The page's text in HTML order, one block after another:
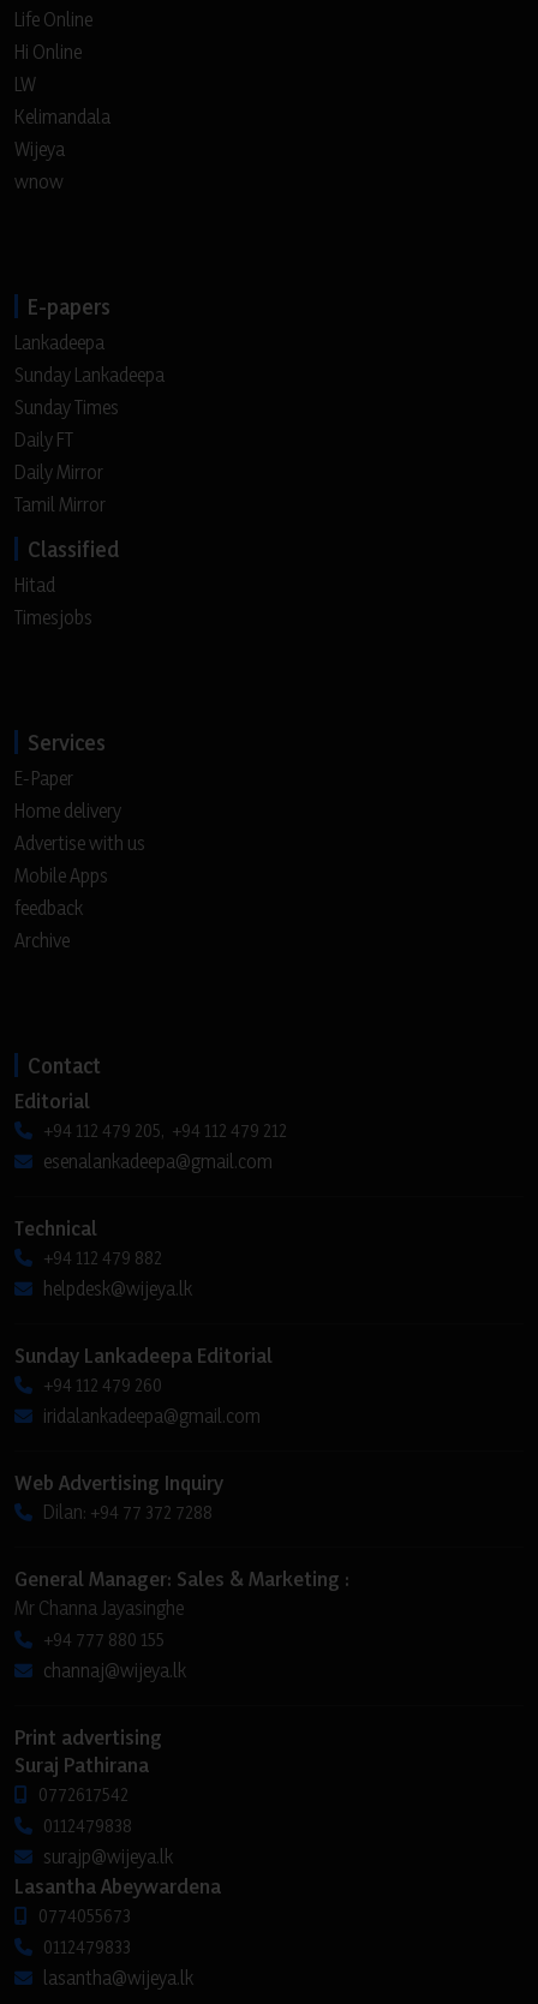
Life Online
Hi Online
LW
Kelimandala
Wijeya
wnow
E-papers
Lankadeepa
Sunday Lankadeepa
Sunday Times
Daily FT
Daily Mirror
Tamil Mirror
Classified
Hitad
Timesjobs
Services
E-Paper
Home delivery
Advertise with us
Mobile Apps
feedback
Archive
Contact
Editorial
+94 112 479 205, +94 112 479 212
esenalankadeepa@gmail.com
Technical
+94 112 479 882
helpdesk@wijeya.lk
Sunday Lankadeepa Editorial
+94 112 479 260
iridalankadeepa@gmail.com
Web Advertising Inquiry
Dilan: +94 77 372 7288
General Manager: Sales & Marketing :
Mr Channa Jayasinghe
+94 777 880 155
channaj@wijeya.lk
Print advertising
Suraj Pathirana
0772617542
0112479838
surajp@wijeya.lk
Lasantha Abeywardena
0774055673
0112479833
lasantha@wijeya.lk